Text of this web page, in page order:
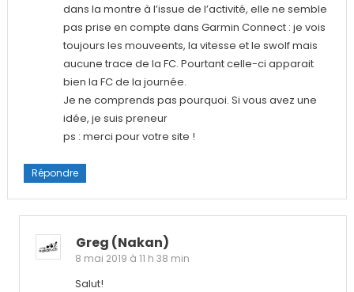
dans la montre à l’issue de l’activité, elle ne semble
pas prise en compte dans Garmin Connect : je vois
toujours les mouveents, la vitesse et le swolf mais
aucune trace de la FC. Pourtant celle-ci apparait
bien la FC de la journée.
Je ne comprends pas pourquoi. Si vous avez une
idée, je suis preneur
ps : merci pour votre site !
Répondre
Greg (nakan)
8 mai 2019 à 11 h 38 min
Salut!